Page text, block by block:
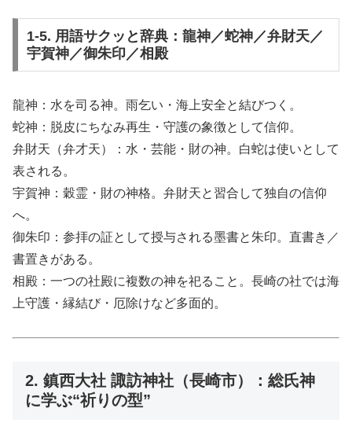
1-5. 用語サクッと辞典：龍神／蛇神／弁財天／
宇賀神／御朱印／相殿
龍神：水を司る神。雨乞い・海上安全と結びつく。
蛇神：脱皮にちなみ再生・守護の象徴として信仰。
弁財天（弁才天）：水・芸能・財の神。白蛇は使いとして
表される。
宇賀神：穀霊・財の神格。弁財天と習合して独自の信仰
へ。
御朱印：参拝の証として授与される墨書と朱印。直書き／
書置きがある。
相殿：一つの社殿に複数の神を祀ること。長崎の社では海
上守護・縁結び・厄除けなど多面的。
2. 鎮西大社 諏訪神社（長崎市）：総氏神
に学ぶ“祈りの型”